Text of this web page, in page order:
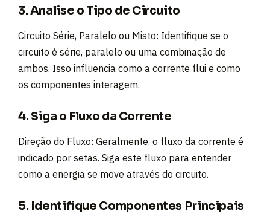
3. Analise o Tipo de Circuito
Circuito Série, Paralelo ou Misto: Identifique se o
circuito é série, paralelo ou uma combinação de
ambos. Isso influencia como a corrente flui e como
os componentes interagem.
4. Siga o Fluxo da Corrente
Direção do Fluxo: Geralmente, o fluxo da corrente é
indicado por setas. Siga este fluxo para entender
como a energia se move através do circuito.
5. Identifique Componentes Principais